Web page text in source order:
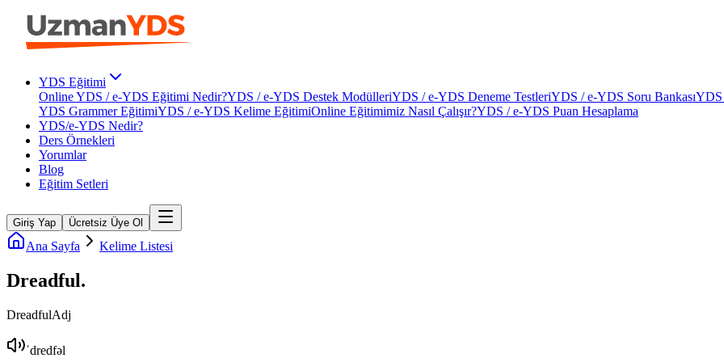
YDS Eğitimi
Online YDS / e-YDS Eğitimi Nedir?YDS / e-YDS Destek ModülleriYDS / e-YDS Deneme TestleriYDS / e-YDS Soru BankasıYDS
YDS Grammer EğitimiYDS / e-YDS Kelime EğitimiOnline Eğitimimiz Nasıl Çalışır?YDS / e-YDS Puan Hesaplama
YDS/e-YDS Nedir?
Ders Örnekleri
Yorumlar
Blog
Eğitim Setleri
Giriş Yap Ücretsiz Üye Ol
Ana Sayfa Kelime Listesi
Dreadful.
DreadfulAdj
ˈdredfəl